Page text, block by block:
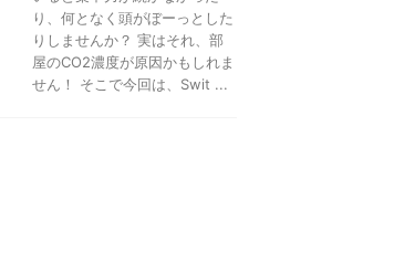
り、何となく頭がぼーっとした
りしませんか？ 実はそれ、部
屋のCO2濃度が原因かもしれま
せん！ そこで今回は、Swit ...